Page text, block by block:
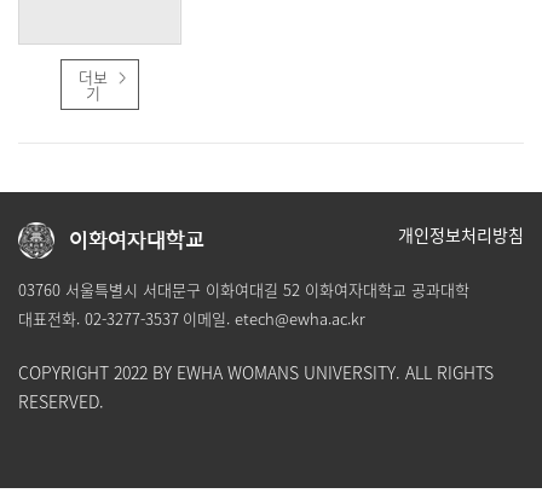
더보
기
이화여자대학교 개인정보처리방침
03760 서울특별시 서대문구 이화여대길 52 이화여자대학교 공과대학
대표전화. 02-3277-3537 이메일. etech@ewha.ac.kr
COPYRIGHT 2022 BY EWHA WOMANS UNIVERSITY. ALL RIGHTS
RESERVED.